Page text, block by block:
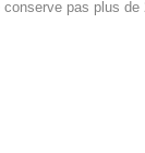
pas plus